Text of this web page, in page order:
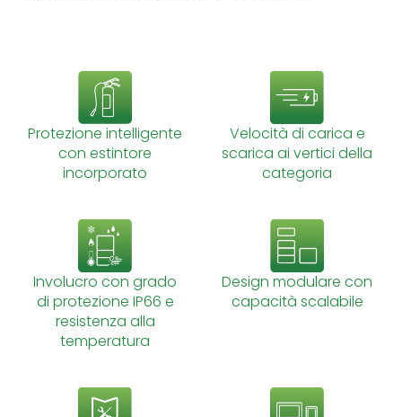
Protezione intelligente
con estintore
incorporato
Velocità di carica e
scarica ai vertici della
categoria
Involucro con grado
di protezione IP66 e
resistenza alla
temperatura
Design modulare con
capacità scalabile